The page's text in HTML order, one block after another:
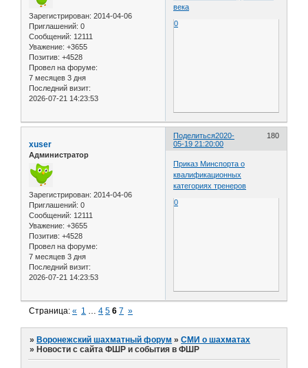
Зарегистрирован: 2014-04-06
Приглашений: 0
Сообщений: 12111
Уважение: +3655
Позитив: +4528
Провел на форуме:
7 месяцев 3 дня
Последний визит:
2026-07-21 14:23:53
века
0
Поделиться 180
2020-
05-19 21:20:00
xuser
Администратор
Зарегистрирован: 2014-04-06
Приглашений: 0
Сообщений: 12111
Уважение: +3655
Позитив: +4528
Провел на форуме:
7 месяцев 3 дня
Последний визит:
2026-07-21 14:23:53
Приказ Минспорта о
квалификационных
категориях тренеров
0
Страница:« 1 … 4 5 6 7 »
»Воронежский шахматный форум »СМИ о шахматах
»Новости с сайта ФШР и события в ФШР